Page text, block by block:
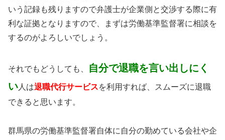
いう記録も残りますので弁護士が企業側と交渉する際に有
利な証拠となりますので、まずは労働基準監督署に相談を
するのがよろしいでしょう。
それでもどうしても、
自分で退職を言い出しにく
い 人は退職代行サービスを利用すれば、スムーズに退職
できると思います。
群馬県の労働基準監督署自体に自分の勤めている会社や企